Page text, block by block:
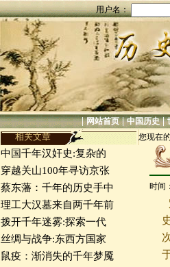
用户名：
|网站首页|中国历史|
相关文章 您现在
中国千年汉奸史:复杂的
穿越关山100年寻访京张
蔡东藩：千年的历史手中
理工大汉墓来自两千年前
拨开千年迷雾:探索一代
丝绸与战争:东西方国家
鼠疫：渐消失的千年梦魇
时间